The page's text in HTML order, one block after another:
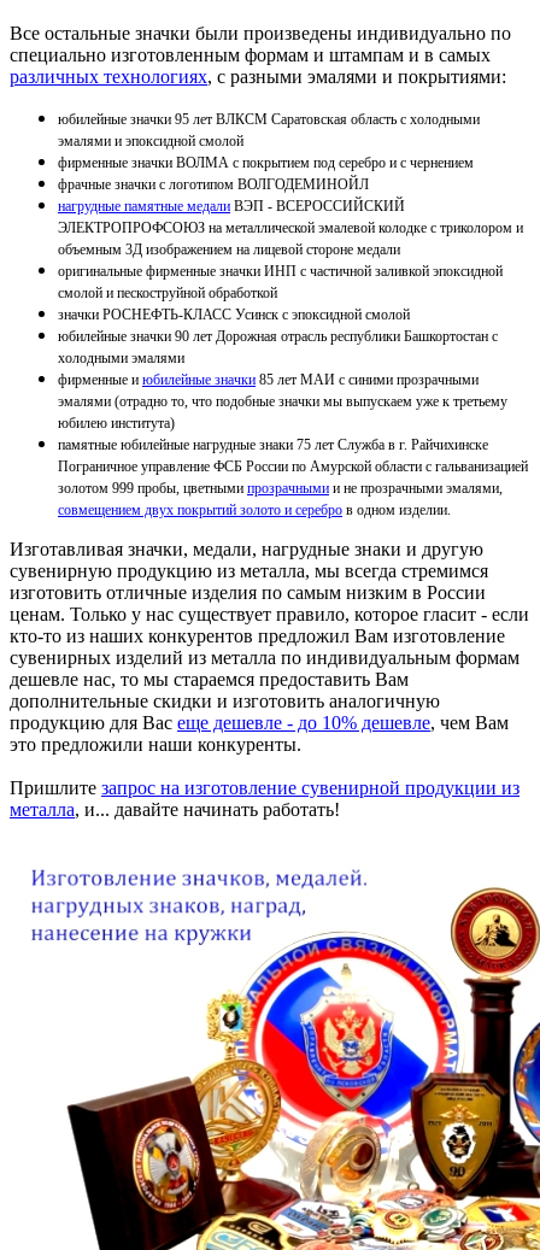
Все остальные значки были произведены индивидуально по
специально изготовленным формам и штампам и в самых
различных технологиях, с разными эмалями и покрытиями:
юбилейные значки 95 лет ВЛКСМ Саратовская область с холодными
эмалями и эпоксидной смолой
фирменные значки ВОЛМА с покрытием под серебро и с чернением
фрачные значки с логотипом ВОЛГОДЕМИНОЙЛ
нагрудные памятные медали ВЭП - ВСЕРОССИЙСКИЙ
ЭЛЕКТРОПРОФСОЮЗ на металлической эмалевой колодке с триколором и
объемным 3Д изображением на лицевой стороне медали
оригинальные фирменные значки ИНП с частичной заливкой эпоксидной
смолой и пескоструйной обработкой
значки РОСНЕФТЬ-КЛАСС Усинск с эпоксидной смолой
юбилейные значки 90 лет Дорожная отрасль республики Башкортостан с
холодными эмалями
фирменные и юбилейные значки 85 лет МАИ с синими прозрачными
эмалями (отрадно то, что подобные значки мы выпускаем уже к третьему
юбилею института)
памятные юбилейные нагрудные знаки 75 лет Служба в г. Райчихинске
Пограничное управление ФСБ России по Амурской области с гальванизацией
золотом 999 пробы, цветными прозрачными и не прозрачными эмалями,
совмещением двух покрытий золото и серебро в одном изделии.
Изготавливая значки, медали, нагрудные знаки и другую
сувенирную продукцию из металла, мы всегда стремимся
изготовить отличные изделия по самым низким в России
ценам. Только у нас существует правило, которое гласит - если
кто-то из наших конкурентов предложил Вам изготовление
сувенирных изделий из металла по индивидуальным формам
дешевле нас, то мы стараемся предоставить Вам
дополнительные скидки и изготовить аналогичную
продукцию для Вас еще дешевле - до 10% дешевле, чем Вам
это предложили наши конкуренты.
Пришлите запрос на изготовление сувенирной продукции из
металла, и... давайте начинать работать!